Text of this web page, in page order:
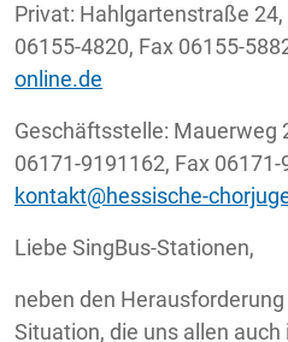
Privat: Hahlgartenstraße
06155-4820, Fax 06155-
online.de
Geschäftsstelle: Mauerweg
06171-9191162, Fax 06171-
kontakt@hessische-
Liebe SingBus-Stationen,
neben den
Situation, die uns allen auch